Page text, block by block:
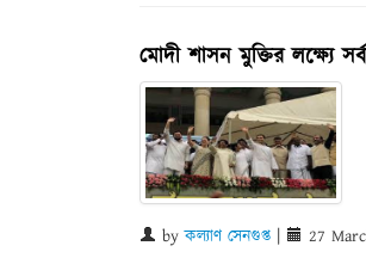
মোদী শাসন মুক্তির লক্ষ্যে
byকল্যাণ সেনগুপ্ত | 27